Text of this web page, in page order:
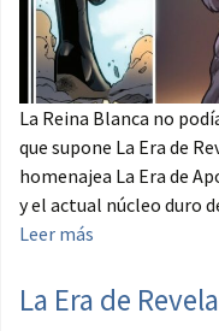
La Reina Blanca no
que supone La Era de
homenajea La Era de
y el actual núcleo duro
Leer más
La Era de